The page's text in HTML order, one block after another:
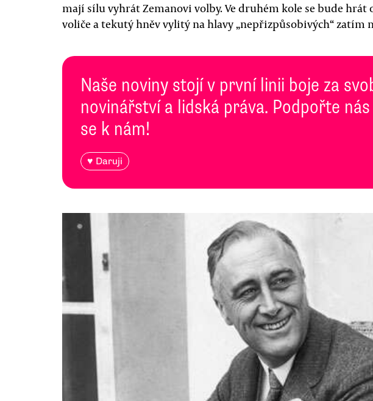
mají sílu vyhrát Zemanovi volby. Ve druhém kole se bude hrát
voliče a tekutý hněv vylitý na hlavy „nepřizpůsobivých“ zatím
Naše noviny stojí v první linii boje za
novinářství a lidská práva. Podpořte
se k nám!
♥ Daruji